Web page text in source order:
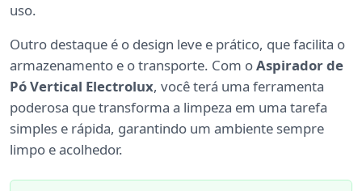
uso.
Outro destaque é o design leve e prático, que facilita o
armazenamento e o transporte. Com oAspirador de
Pó Vertical Electrolux, você terá uma ferramenta
poderosa que transforma a limpeza em uma tarefa
simples e rápida, garantindo um ambiente sempre
limpo e acolhedor.